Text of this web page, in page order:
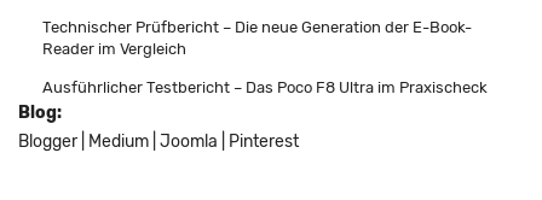
Technischer Prüfbericht – Die neue Generation der E-Book-
Reader im Vergleich
Ausführlicher Testbericht – Das Poco F8 Ultra im Praxischeck
Blog:
Blogger
Medium Joomla Pinterest